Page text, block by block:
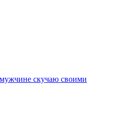
скучаю своими